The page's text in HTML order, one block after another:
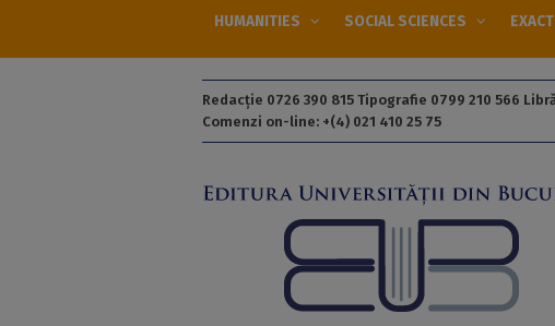
HUMANITIES SOCIAL SCIENCES
Redacție 0726 390 815 Tipografie 0799 210 566
Comenzi on-line: +(4) 021 410 25 75